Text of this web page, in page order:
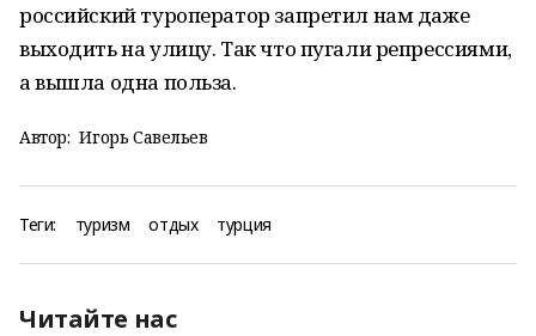
российский туроператор запретил нам даже
выходить на улицу. Так что пугали репрессиями,
а вышла одна польза.
Автор: Игорь Савельев
Теги: туризм отдых турция
Читайте нас